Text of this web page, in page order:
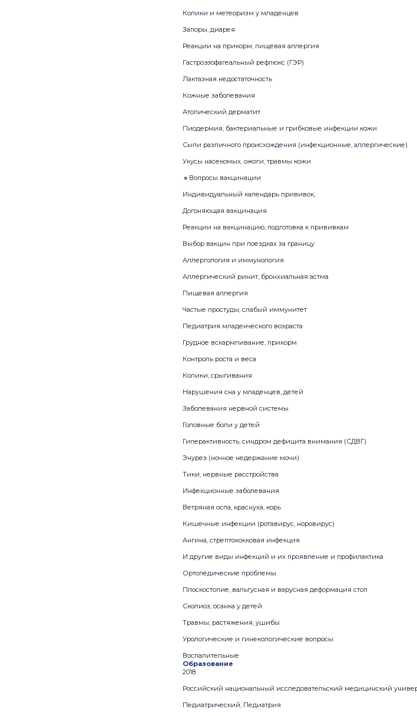
Колики и метеоризм у младенцев
Запоры, диарея
Реакции на прикорм, пищевая аллергия
Гастроэзофагеальный рефлюкс (ГЭР)
Лактазная недостаточность
Кожные заболевания
Атопический дерматит
Пиодермия, бактериальные и грибковые инфекции кожи
Сыпи различного происхождения (инфекционные, аллергические)
Укусы насекомых, ожоги, травмы кожи
🔹Вопросы вакцинации
Индивидуальный календарь прививок,
Догоняющая вакцинация
Реакции на вакцинацию, подготовка к прививкам
Выбор вакцин при поездках за границу
Аллергология и иммунология
Аллергический ринит, бронхиальная астма
Пищевая аллергия
Частые простуды, слабый иммунитет
Педиатрия младенческого возраста
Грудное вскармливание, прикорм
Контроль роста и веса
Колики, срыгивания
Нарушения сна у младенцев, детей
Заболевания нервной системы
Головные боли у детей
Гиперактивность, синдром дефицита внимания (СДВГ)
Энурез (ночное недержание мочи)
Тики, нервные расстройства
Инфекционные заболевания
Ветряная оспа, краснуха, корь
Кишечные инфекции (ротавирус, норовирус)
Ангина, стрептококковая инфекция
И другие виды инфекций и их проявление и профилактика
Ортопедические проблемы
Плоскостопие, вальгусная и варусная деформация стоп
Сколиоз, осанка у детей
Травмы, растяжения, ушибы
Урологические и гинекологические вопросы
Воспалительные
Образование
2018
Российский национальный исследовательский медицинский
Педиатрический, Педиатрия